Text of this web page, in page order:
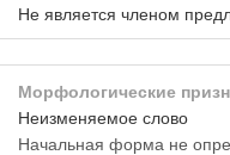
Не является членом
Морфологические
Неизменяемое слово
Начальная форма не